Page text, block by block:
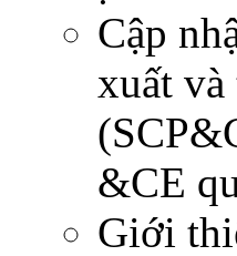
Cập
xuất
&CE
Giới